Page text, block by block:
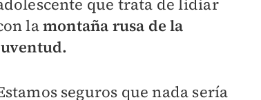
que trata de lidiar
lamontaña rusa de la
seguros que nada sería